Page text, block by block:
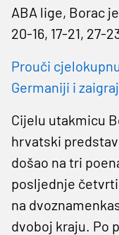
ABA lige, Borac
20-16, 17-21, 27-
Prouči
Germaniji i
Cijelu utakmicu
hrvatski
došao na tri
posljednje
na
dvoboj kraju. Po